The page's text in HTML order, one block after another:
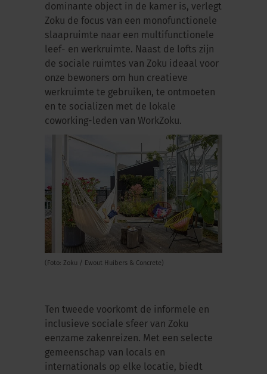
dominante object in de kamer is, verlegt
Zoku de focus van een monofunctionele
slaapruimte naar een multifunctionele
leef- en werkruimte. Naast de lofts zijn
de sociale ruimtes van Zoku ideaal voor
onze bewoners om hun creatieve
werkruimte te gebruiken, te ontmoeten
en te socializen met de lokale
coworking-leden van WorkZoku.
(Foto: Zoku / Ewout Huibers & Concrete)
Ten tweede voorkomt de informele en
inclusieve sociale sfeer van Zoku
eenzame zakenreizen. Met een selecte
gemeenschap van locals en
internationals op elke locatie, biedt